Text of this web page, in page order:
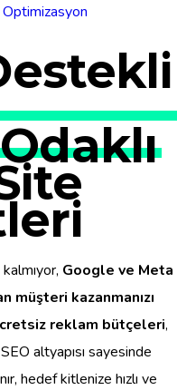
Google ve Meta
kazanmanızı
reklam bütçeleri,
altyapısı sayesinde
hedef kitlenize hızlı ve